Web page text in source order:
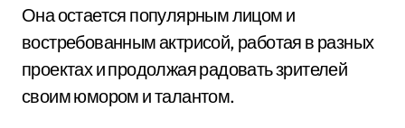
Она остается популярным лицом и
востребованным актрисой, работая в разных
проектах и продолжая радовать зрителей
своим юмором и талантом.